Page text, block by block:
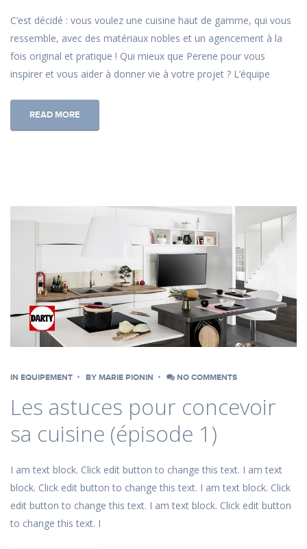
C’est décidé : vous voulez une cuisine haut de gamme, qui vous
ressemble, avec des matériaux nobles et un agencement à la
fois original et pratique ! Qui mieux que Perene pour vous
inspirer et vous aider à donner vie à votre projet ? L’équipe
READ MORE
IN EQUIPEMENT BY MARIE PIONIN NO COMMENTS
Les astuces pour concevoir
sa cuisine (épisode 1)
I am text block. Click edit button to change this text. I am text
block. Click edit button to change this text. I am text block. Click
edit button to change this text. I am text block. Click edit button
to change this text. I